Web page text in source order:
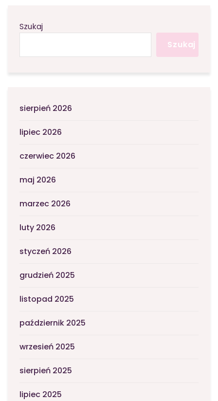
Szukaj
Szukaj
sierpień 2026
lipiec 2026
czerwiec 2026
maj 2026
marzec 2026
luty 2026
styczeń 2026
grudzień 2025
listopad 2025
październik 2025
wrzesień 2025
sierpień 2025
lipiec 2025